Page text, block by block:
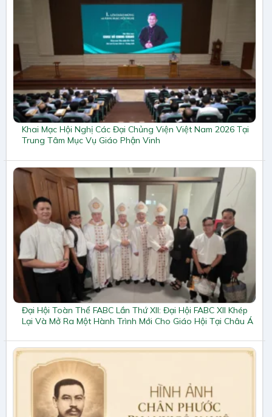
Khai Mạc Hội Nghị Các Đại Chủng Viện Việt Nam 2026 Tại
Trung Tâm Mục Vụ Giáo Phận Vinh
Đại Hội Toàn Thể FABC Lần Thứ XII: Đại Hội FABC XII Khép
Lại Và Mở Ra Một Hành Trình Mới Cho Giáo Hội Tại Châu Á